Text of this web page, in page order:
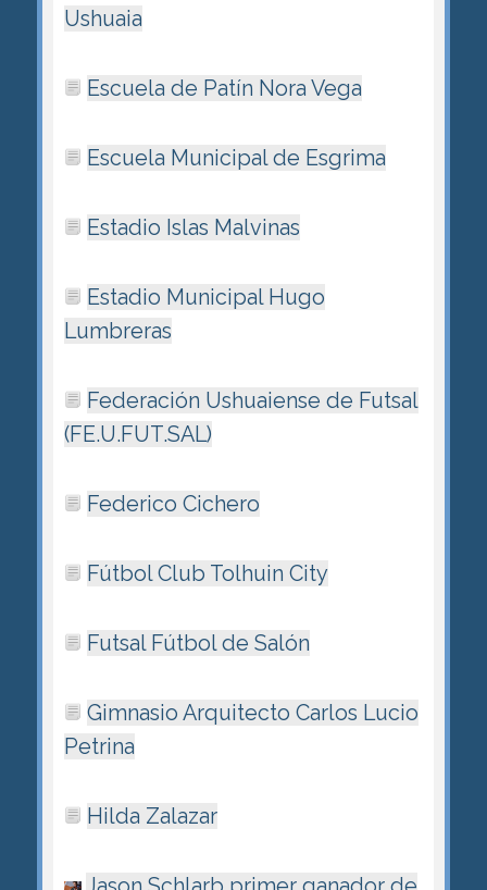
Ushuaia
Escuela de Patí­n Nora Vega
Escuela Municipal de Esgrima
Estadio Islas Malvinas
Estadio Municipal Hugo
Lumbreras
Federación Ushuaiense de Futsal
(FE.U.FUT.SAL)
Federico Cichero
Fútbol Club Tolhuin City
Futsal Fútbol de Salón
Gimnasio Arquitecto Carlos Lucio
Petrina
Hilda Zalazar